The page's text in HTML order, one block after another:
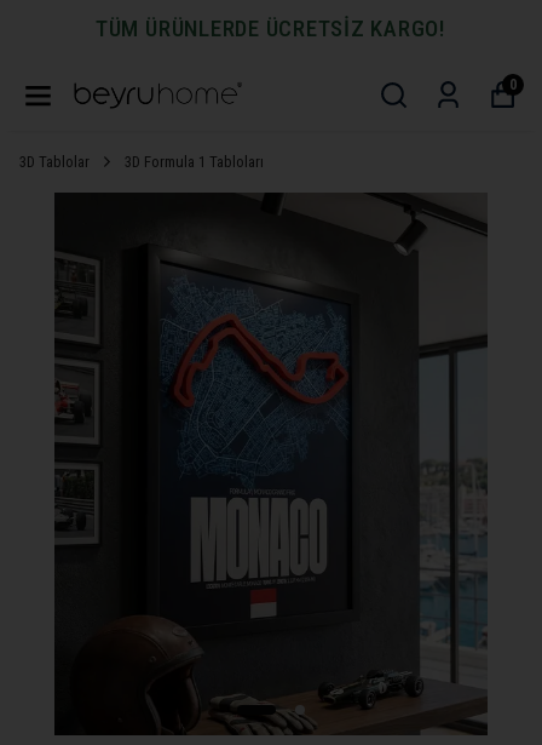
TÜM ÜRÜNLERDE ÜCRETSİZ KARGO!
0
3D Tablolar 3D Formula 1 Tabloları